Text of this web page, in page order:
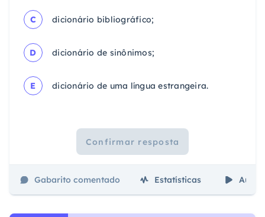
C dicionário bibliográfico;
D dicionário de sinônimos;
E dicionário de uma língua estrangeira.
Confirmar resposta
Gabarito comentado Estatísticas Aulas